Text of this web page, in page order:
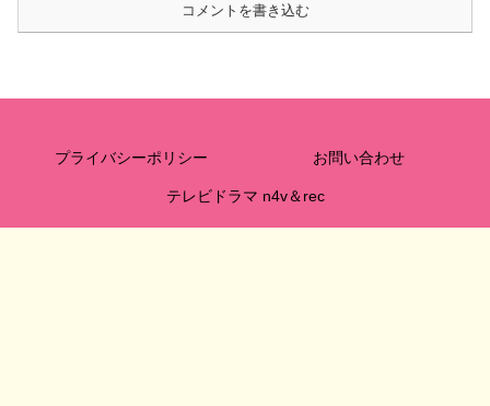
コメントを書き込む
プライバシーポリシー お問い合わせ
テレビドラマ n4v＆rec